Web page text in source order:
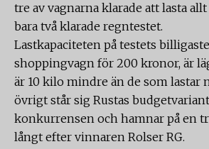
tre av vagnarna klarade att lasta
bara två klarade regntestet.
Lastkapaciteten på testets
shoppingvagn för 200 kronor, är
är 10 kilo mindre än de som lastar
övrigt står sig Rustas
konkurrensen och hamnar på en
långt efter vinnaren Rolser RG.